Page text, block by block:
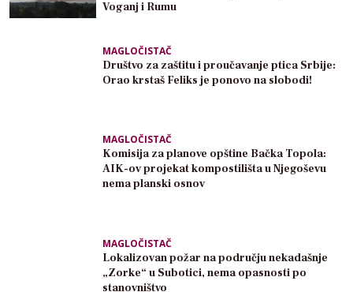
Voganj i Rumu
MAGLOČISTAČ
Društvo za zaštitu i proučavanje ptica Srbije:
Orao krstaš Feliks je ponovo na slobodi!
MAGLOČISTAČ
Komisija za planove opštine Bačka Topola:
AIK-ov projekat kompostilišta u Njegoševu
nema planski osnov
MAGLOČISTAČ
Lokalizovan požar na području nekadašnje
„Zorke“ u Subotici, nema opasnosti po
stanovništvo